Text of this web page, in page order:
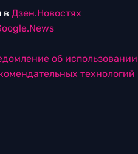
в Дзен.Новостях
об использовании
технологий